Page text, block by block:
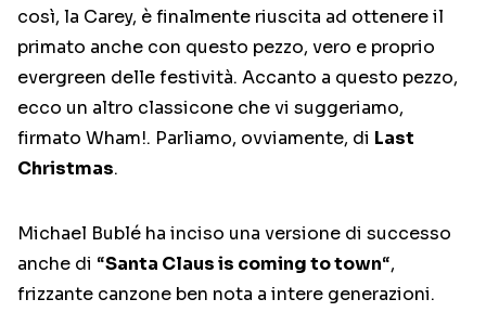
così, la Carey, è finalmente riuscita ad ottenere il
primato anche con questo pezzo, vero e proprio
evergreen delle festività. Accanto a questo pezzo,
ecco un altro classicone che vi suggeriamo,
firmato Wham!. Parliamo, ovviamente, di Last
Christmas.
Michael Bublé ha inciso una versione di successo
anche di “Santa Claus is coming to town“,
frizzante canzone ben nota a intere generazioni.